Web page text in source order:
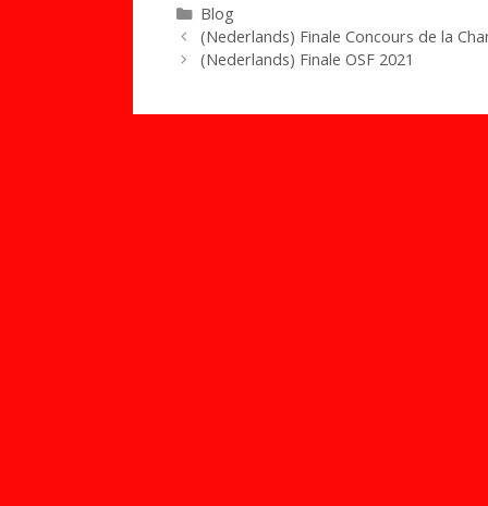
Catégories
Blog
(Nederlands) Finale Concours de la
(Nederlands) Finale OSF 2021